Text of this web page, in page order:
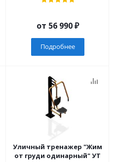
от 56 990 ₽
Подробнее
Уличный тренажер "Жим
от груди одинарный" УТ